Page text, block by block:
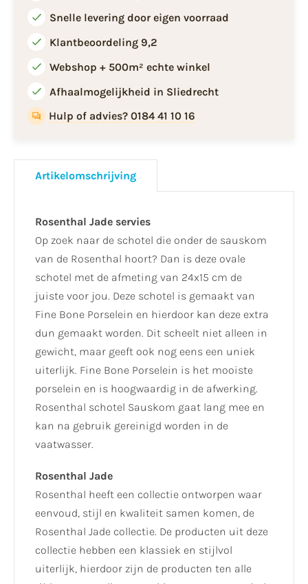
Snelle levering door eigen voorraad
Klantbeoordeling 9,2
Webshop + 500m² echte winkel
Afhaalmogelijkheid in Sliedrecht
Hulp of advies? 0184 41 10 16
Artikelomschrijving
Rosenthal Jade servies
Op zoek naar de schotel die onder de sauskom
van de Rosenthal hoort? Dan is deze ovale
schotel met de afmeting van 24x15 cm de
juiste voor jou. Deze schotel is gemaakt van
Fine Bone Porselein en hierdoor kan deze extra
dun gemaakt worden. Dit scheelt niet alleen in
gewicht, maar geeft ook nog eens een uniek
uiterlijk. Fine Bone Porselein is het mooiste
porselein en is hoogwaardig in de afwerking.
Rosenthal schotel Sauskom gaat lang mee en
kan na gebruik gereinigd worden in de
vaatwasser.
Rosenthal Jade
Rosenthal heeft een collectie ontworpen waar
eenvoud, stijl en kwaliteit samen komen, de
Rosenthal Jade collectie. De producten uit deze
collectie hebben een klassiek en stijlvol
uiterlijk, hierdoor zijn de producten ten alle